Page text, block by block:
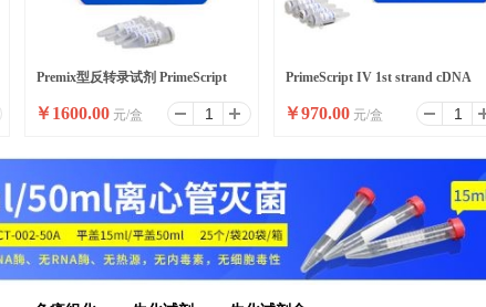
Premix型反转录试剂 PrimeScript
RT Master Mix
￥1600.00 元/盒
PrimeScript IV 1st strand cDNA
Synthesis Mix
￥970.00 元/盒